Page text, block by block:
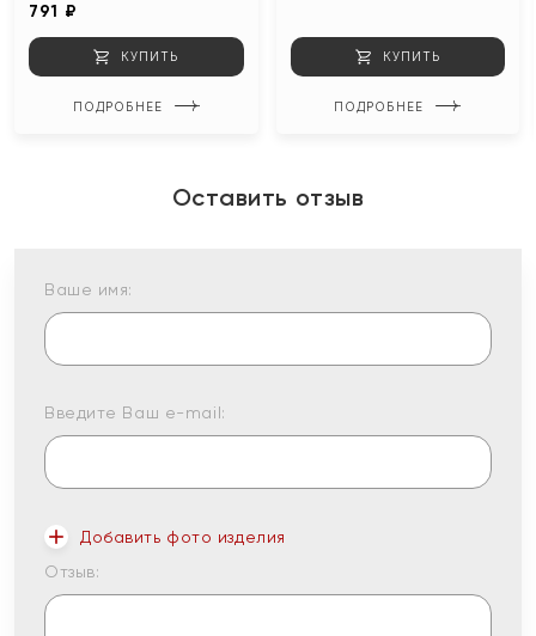
791 ₽
КУПИТЬ
ПОДРОБНЕЕ
КУПИТЬ
ПОДРОБНЕЕ
Оставить отзыв
Ваше имя:
Введите Ваш e-mail:
Добавить фото изделия
Отзыв: